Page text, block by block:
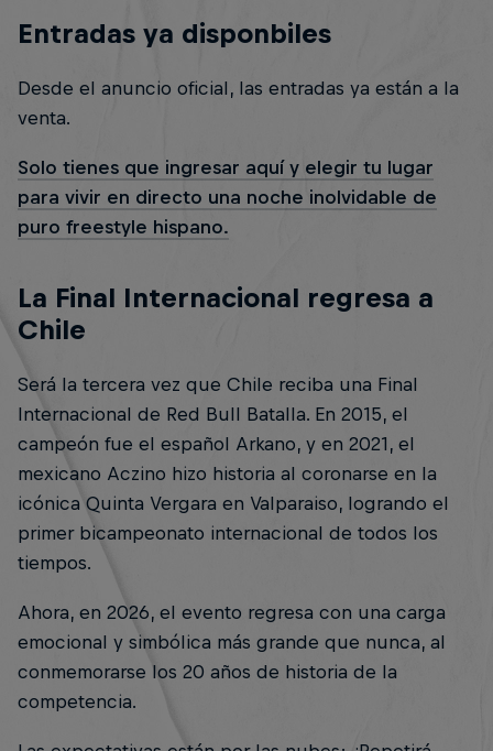
Entradas ya disponbiles
Desde el anuncio oficial, las entradas ya están a la
venta.
Solo tienes que ingresar aquí y elegir tu lugar
para vivir en directo una noche inolvidable de
puro freestyle hispano.
La Final Internacional regresa a
Chile
Será la tercera vez que Chile reciba una Final
Internacional de Red Bull Batalla. En 2015, el
campeón fue el español Arkano, y en 2021, el
mexicano Aczino hizo historia al coronarse en la
icónica Quinta Vergara en Valparaiso, logrando el
primer bicampeonato internacional de todos los
tiempos.
Ahora, en 2026, el evento regresa con una carga
emocional y simbólica más grande que nunca, al
conmemorarse los 20 años de historia de la
competencia.